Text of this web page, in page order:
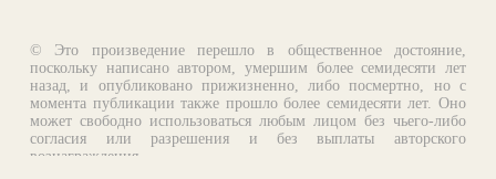
© Это произведение перешло в общественное достояние,
поскольку написано автором, умершим более семидесяти лет
назад, и опубликовано прижизненно, либо посмертно, но с
момента публикации также прошло более семидесяти лет. Оно
может свободно использоваться любым лицом без чьего-либо
согласия или разрешения и без выплаты авторского
вознаграждения.